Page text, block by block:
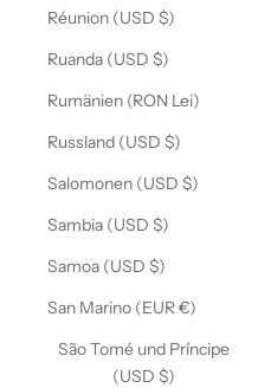
Réunion (USD $)
Ruanda (USD $)
Rumänien (RON Lei)
Russland (USD $)
Salomonen (USD $)
Sambia (USD $)
Samoa (USD $)
San Marino (EUR €)
São Tomé und Príncipe
(USD $)